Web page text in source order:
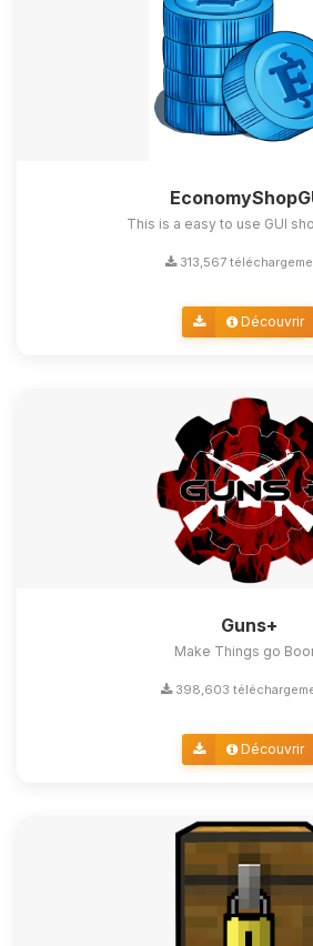
This is a easy to use GUI
313,567
Découvrir
Guns+
Make Things go
398,603
Découvrir